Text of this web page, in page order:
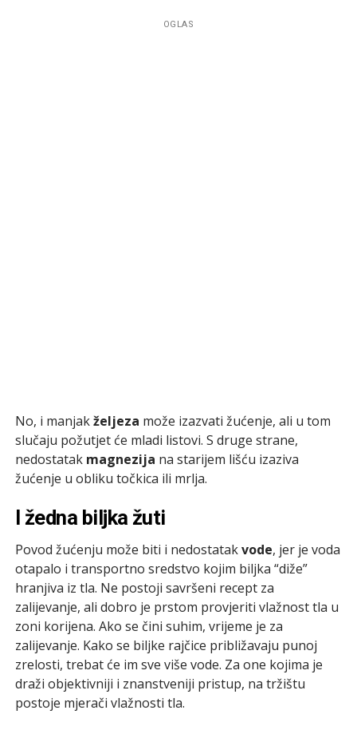
OGLAS
No, i manjakželjeza može izazvati žućenje, ali u tom
slučaju požutjet će mladi listovi. S druge strane,
nedostatak magnezija na starijem lišću izaziva
žućenje u obliku točkica ili mrlja.
I žedna biljka žuti
Povod žućenju može biti i nedostatakvode, jer je voda
otapalo i transportno sredstvo kojim biljka “diže”
hranjiva iz tla. Ne postoji savršeni recept za
zalijevanje, ali dobro je prstom provjeriti vlažnost tla u
zoni korijena. Ako se čini suhim, vrijeme je za
zalijevanje. Kako se biljke rajčice približavaju punoj
zrelosti, trebat će im sve više vode. Za one kojima je
draži objektivniji i znanstveniji pristup, na tržištu
postoje mjerači vlažnosti tla.